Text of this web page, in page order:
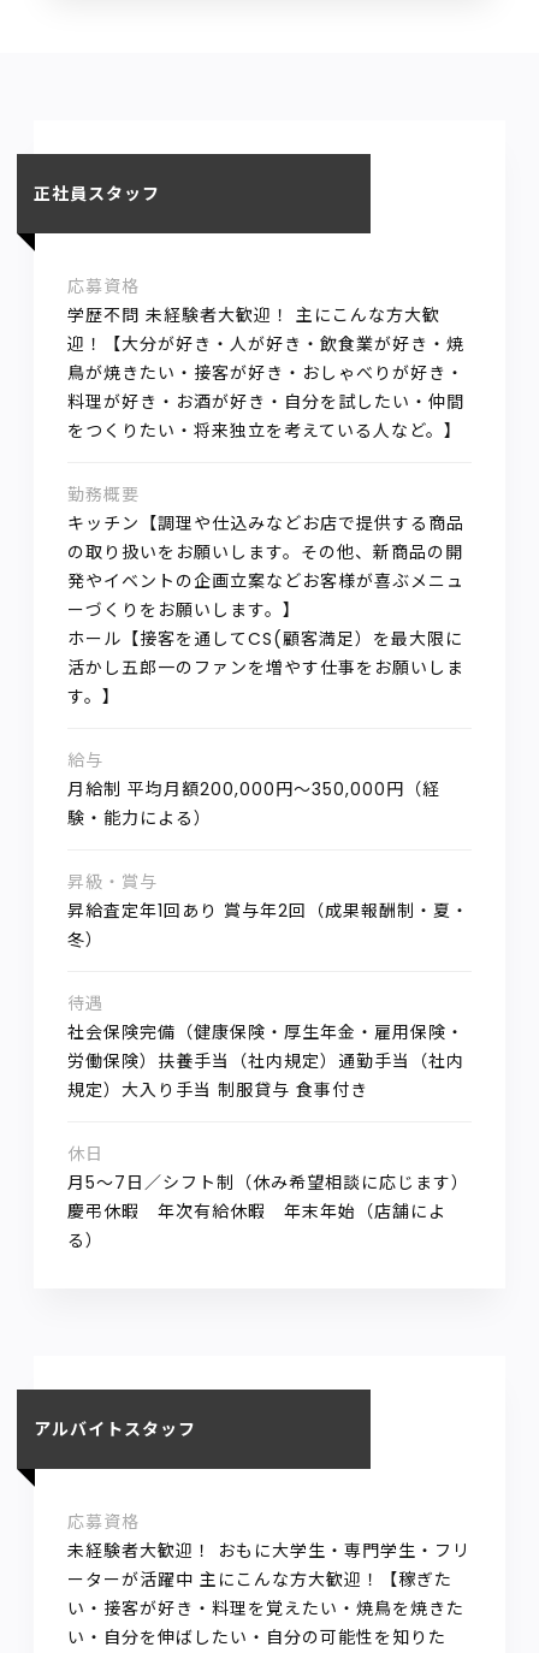
正社員スタッフ
応募資格
学歴不問 未経験者大歓迎！ 主にこんな方大歓
迎！【大分が好き・人が好き・飲食業が好き・焼
鳥が焼きたい・接客が好き・おしゃべりが好き・
料理が好き・お酒が好き・自分を試したい・仲間
をつくりたい・将来独立を考えている人など。】
勤務概要
キッチン【調理や仕込みなどお店で提供する商品
の取り扱いをお願いします。その他、新商品の開
発やイベントの企画立案などお客様が喜ぶメニュ
ーづくりをお願いします。】
ホール【接客を通してCS(顧客満足）を最大限に
活かし五郎一のファンを増やす仕事をお願いしま
す。】
給与
月給制 平均月額200,000円～350,000円（経
験・能力による）
昇級・賞与
昇給査定年1回あり 賞与年2回（成果報酬制・夏・
冬）
待遇
社会保険完備（健康保険・厚生年金・雇用保険・
労働保険）扶養手当（社内規定）通勤手当（社内
規定）大入り手当 制服貸与 食事付き
休日
月5～7日／シフト制（休み希望相談に応じます）
慶弔休暇 年次有給休暇 年末年始（店舗によ
る）
アルバイトスタッフ
応募資格
未経験者大歓迎！ おもに大学生・専門学生・フリ
ーターが活躍中 主にこんな方大歓迎！【稼ぎた
い・接客が好き・料理を覚えたい・焼鳥を焼きた
い・自分を伸ばしたい・自分の可能性を知りた